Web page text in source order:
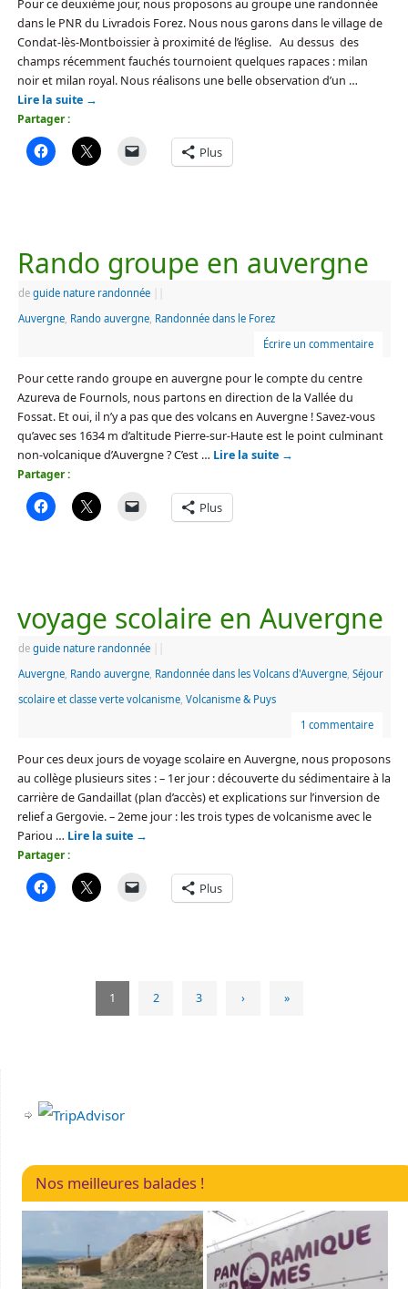
Pour ce deuxième jour, nous proposons au groupe une randonnée
dans le PNR du Livradois Forez. Nous nous garons dans le village de
Condat-lès-Montboissier à proximité de l’église. Au dessus des
champs récemment fauchés tournoient quelques rapaces : milan
noir et milan royal. Nous réalisons une belle observation d’un …
Lire la suite →
Partager :
Plus
Rando groupe en auvergne
de guide nature randonnée
Auvergne, Rando auvergne, Randonnée dans le Forez
Écrire un commentaire
Pour cette rando groupe en auvergne pour le compte du centre
Azureva de Fournols, nous partons en direction de la Vallée du
Fossat. Et oui, il n’y a pas que des volcans en Auvergne ! Savez-vous
qu’avec ses 1634 m d’altitude Pierre-sur-Haute est le point culminant
non-volcanique d’Auvergne ? C’est … Lire la suite →
Partager :
Plus
voyage scolaire en Auvergne
de guide nature randonnée
Auvergne, Rando auvergne, Randonnée dans les Volcans d'Auvergne, Séjour
scolaire et classe verte volcanisme, Volcanisme & Puys
1 commentaire
Pour ces deux jours de voyage scolaire en Auvergne, nous proposons
au collège plusieurs sites : – 1er jour : découverte du sédimentaire à la
carrière de Gandaillat (plan d’accès) et explications sur l’inversion de
relief a Gergovie. – 2eme jour : les trois types de volcanisme avec le
Pariou … Lire la suite →
Partager :
Plus
1 2 3 › »
Nos meilleures balades !